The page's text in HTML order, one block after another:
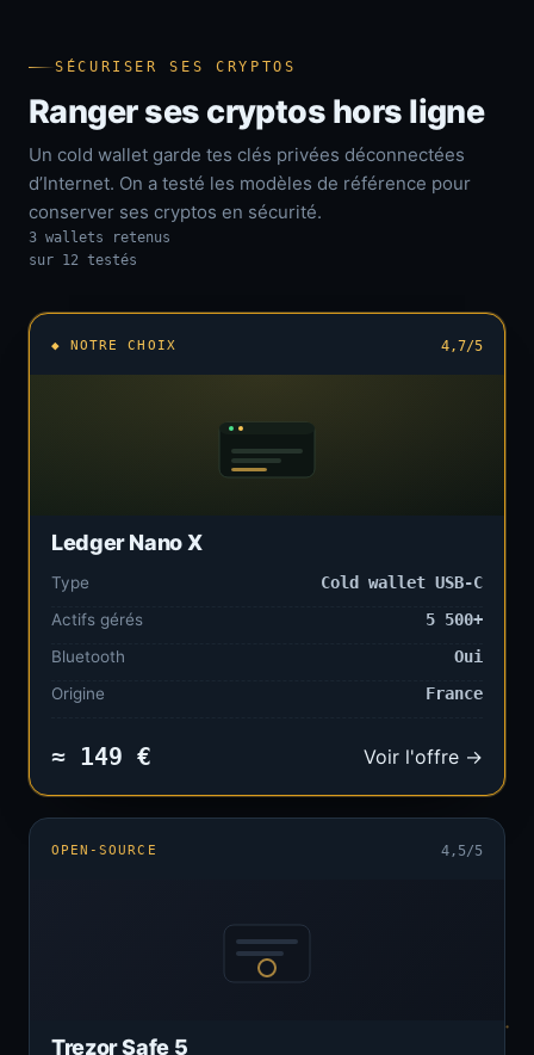
SÉCURISER SES CRYPTOS
Ranger ses cryptos hors ligne
Un cold wallet garde tes clés privées déconnectées
d’Internet. On a testé les modèles de référence pour
conserver ses cryptos en sécurité.
3 wallets retenus
sur 12 testés
◆ NOTRE CHOIX 4,7/5
Ledger Nano X
Type
Cold wallet USB-C
Actifs gérés
5 500+
Bluetooth
Oui
Origine
France
≈ 149 € Voir l'offre →
OPEN-SOURCE 4,5/5
Trezor Safe 5